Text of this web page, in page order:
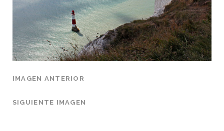
IMAGEN ANTERIOR
SIGUIENTE IMAGEN